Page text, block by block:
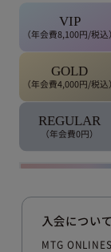
VIP
（年会費8,100円/税込
GOLD
（年会費4,000円/税込
REGULAR
（年会費0円）
入会について
MTG